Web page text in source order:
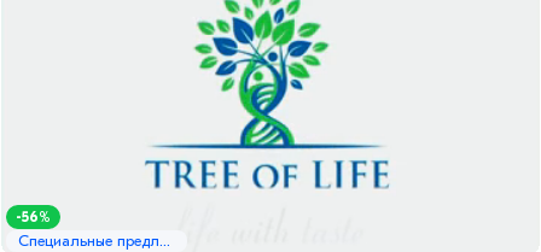
-56%
Специальные предложения